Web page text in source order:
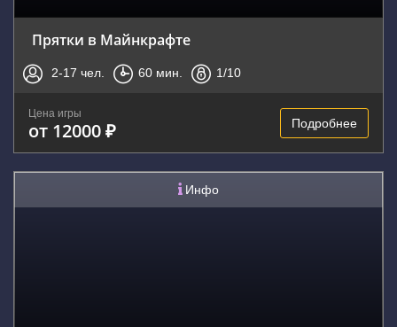
Прятки в Майнкрафте
2-17 чел. 60 мин. 1/10
Цена игры
от 12000 ₽ Подробнее
Инфо